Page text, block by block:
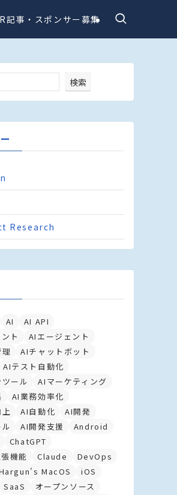
記事・スポンサー募集
検索
Research
AI
AI API
ト
AIエージェント
AIチャットボット
AIテスト自動化
ール
AIマーケティング
AI業務効率化
AI自動化
AI開発
AI開発支援
Android
ChatGPT
機能
Claude
DevOps
MacOS
iOS
SaaS
オープンソース